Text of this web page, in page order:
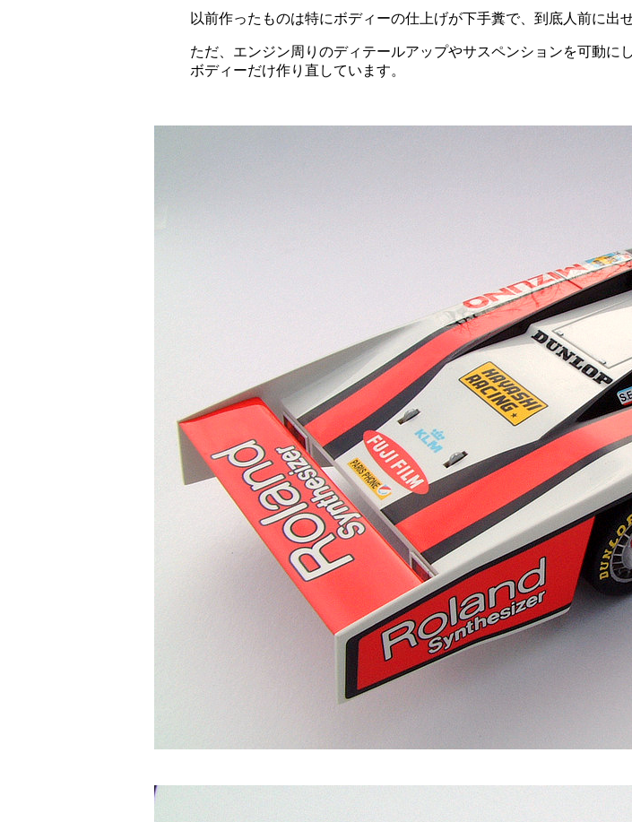
以前作ったものは特にボディーの仕上げが下手糞で、到底人前に出
ただ、エンジン周りのディテールアップやサスペンションを可動
ボディーだけ作り直しています。